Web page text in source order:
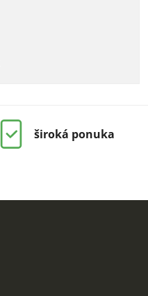
široká ponuka